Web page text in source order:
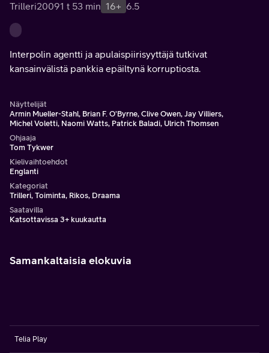
Trilleri20091 t 53 min 16+ 6.5
Interpolin agentti ja apulaispiirisyyttäjä tutkivat
kansainvälistä pankkia epäiltynä korruptiosta.
Näyttelijät
Armin Mueller-Stahl, Brian F. O'Byrne, Clive Owen, Jay Villiers,
Michel Voletti, Naomi Watts, Patrick Baladi, Ulrich Thomsen
Ohjaaja
Tom Tykwer
Kielivaihtoehdot
Englanti
Kategoriat
Trilleri, Toiminta, Rikos, Draama
Saatavilla
Katsottavissa 3+ kuukautta
Samankaltaisia elokuvia
Telia Play